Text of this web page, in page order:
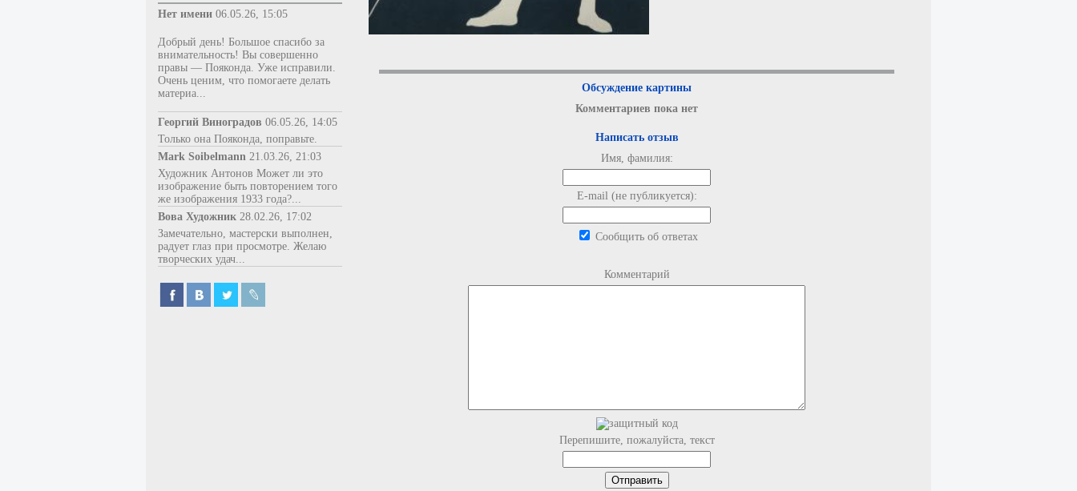
Нет имени 06.05.26, 15:05
Добрый день! Большое спасибо за
внимательность! Вы совершенно
правы — Пояконда. Уже исправили.
Очень ценим, что помогаете делать
материа...
Георгий Виноградов 06.05.26, 14:05
Только она Пояконда, поправьте.
Mark Soibelmann 21.03.26, 21:03
Художник Антонов Может ли это
изображение быть повторением того
же изображения 1933 года?...
Вова Художник 28.02.26, 17:02
Замечательно, мастерски выполнен,
радует глаз при просмотре. Желаю
творческих удач...
Обсуждение картины
Комментариев пока нет
Написать отзыв
Имя, фамилия:
E-mail (не публикуется):
Сообщить об ответах
Комментарий
Перепишите, пожалуйста, текст